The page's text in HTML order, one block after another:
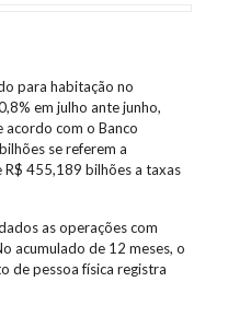
para habitação no
em julho ante junho,
com o Banco
se referem a
455,189 bilhões a taxas
as operações com
acumulado de 12 meses, o
de pessoa física registra